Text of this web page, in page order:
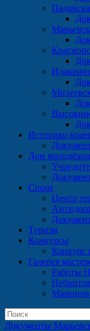
Историко-
Дом
Спорт
Центр
Туризм
Конкурсы
Конкурс
Галерея
Работы
Документы